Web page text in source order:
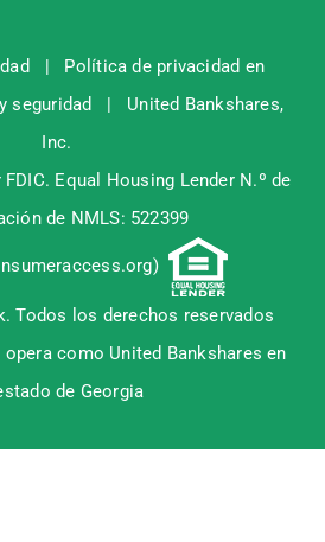
| Política de privacidad en
seguridad | United Bankshares,
Inc.
FDIC. Equal Housing Lender N.º de
de NMLS: 522399
)
Todos los derechos reservados
como United Bankshares en
de Georgia